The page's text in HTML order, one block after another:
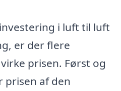
i luft til luft
er der flere
prisen. Først og
af den